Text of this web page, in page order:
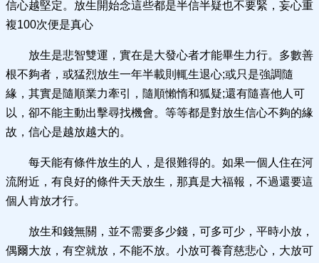
信心越堅定。放生開始念這些都是半信半疑也不要緊，妄心重
複100次便是真心
放生是悲智雙運，實在是大發心者才能畢生力行。多數善
根不夠者，或猛烈放生一年半載則輒生退心;或只是強調隨
緣，其實是隨順業力牽引，隨順懶惰和狐疑;還有隨喜他人可
以，卻不能主動出擊尋找機會。等等都是對放生信心不夠的緣
故，信心是越放越大的。
每天能有條件放生的人，是很難得的。如果一個人住在河
流附近，有良好的條件天天放生，那真是大福報，不過還要這
個人肯放才行。
放生和錢無關，並不需要多少錢，可多可少，平時小放，
偶爾大放，有空就放，不能不放。小放可養育慈悲心，大放可